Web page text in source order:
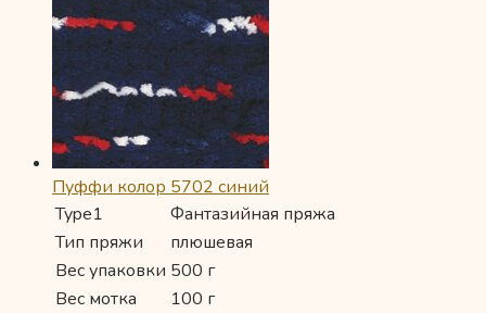
Пуффи колор 5702 синий
Type1
Фантазийная пряжа
Тип пряжи
плюшевая
Вес упаковки 500 г
Вес мотка
100 г